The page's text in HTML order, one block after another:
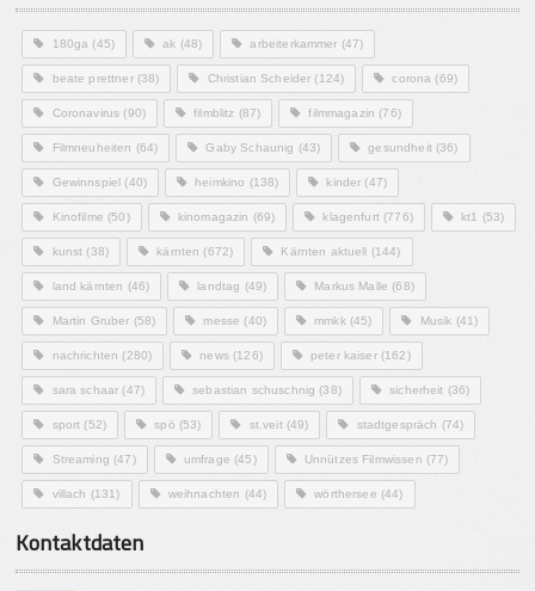
180ga (45) ak (48) arbeiterkammer (47)
beate prettner(38) Christian Scheider (124) corona (69)
Coronavirus (90) filmblitz (87) filmmagazin (76)
Filmneuheiten (64) Gaby Schaunig (43) gesundheit(36)
Gewinnspiel (40) heimkino (138) kinder (47)
Kinofilme (50) kinomagazin (69) klagenfurt(776) kt1 (53)
kunst (38) kärnten (672) Kärnten aktuell (144)
land kärnten (46) landtag (49) Markus Malle (68)
Martin Gruber (58) messe (40) mmkk(45) Musik (41)
nachrichten (280) news(126) peter kaiser(162)
sara schaar (47) sebastian schuschnig (38) sicherheit (36)
sport (52) spö (53) st.veit(49) stadtgespräch (74)
Streaming (47) umfrage (45) Unnützes Filmwissen (77)
villach (131) weihnachten (44) wörthersee (44)
Kontaktdaten